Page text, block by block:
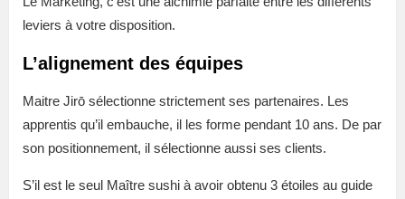
leviers à votre disposition.
L’alignement des équipes
Maitre Jirō sélectionne strictement ses partenaires. Les
apprentis qu’il embauche, il les forme pendant 10 ans. De par
son positionnement, il sélectionne aussi ses clients.
S’il est le seul Maître sushi à avoir obtenu 3 étoiles au guide